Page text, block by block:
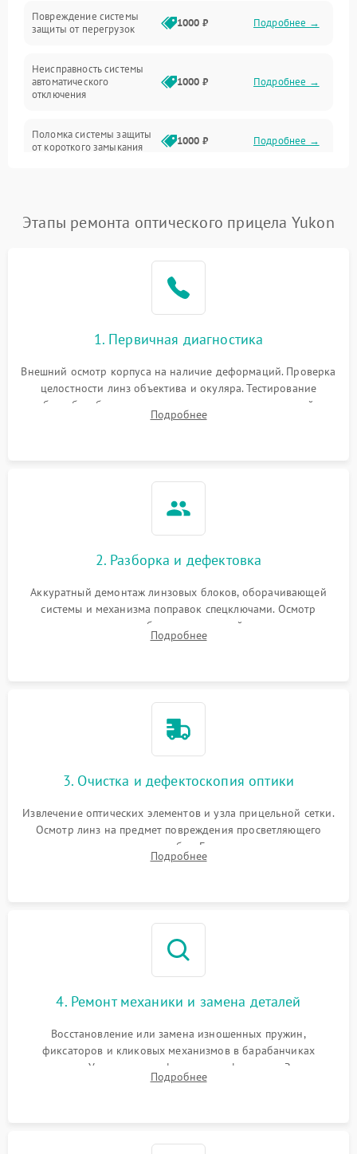
Электропитание
Механика
Корпус/Герметичность
Повреждение системы
защиты от перегрузок
1000 ₽ Подробнее →
Неисправность системы
автоматического
отключения
1000 ₽ Подробнее →
Поломка системы защиты
от короткого замыкания
1000 ₽ Подробнее →
1000 ₽
защиты от перегрева
Поломка системы защиты
1000 ₽
Этапы ремонта оптического прицела Yukon
1. Первичная диагностика
Внешний осмотр корпуса на наличие деформаций. Проверка
целостности линз объектива и окуляра. Тестирование
работы барабанчиков ввода поправок, кольца отстройки
параллакса и зума. Выявление сколов, внутренних
Подробнее
2. Разборка и дефектовка
Аккуратный демонтаж линзовых блоков, оборачивающей
системы и механизма поправок спецключами. Осмотр
внутренних резьбовых соединений, пружин и
уплотнительных колец. Поиск причин люфта, смещения
Подробнее
3. Очистка и дефектоскопия оптики
Извлечение оптических элементов и узла прицельной сетки.
Осмотр линз на предмет повреждения просветляющего
покрытия или появления грибка. Бережная очистка стекол
спецрастворами. Проверка целостности гравированной
Подробнее
4. Ремонт механики и замена деталей
Восстановление или замена изношенных пружин,
фиксаторов и кликовых механизмов в барабанчиках
поправок. Устранение люфтов в трансфокаторе. Замена
поврежденных линз, разбитой сетки или восстановление
Подробнее